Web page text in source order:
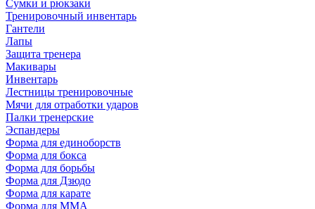
Сумки и рюкзаки
Тренировочный инвентарь
Гантели
Лапы
Защита тренера
Макивары
Инвентарь
Лестницы тренировочные
Мячи для отработки ударов
Палки тренерские
Эспандеры
Форма для единоборств
Форма для бокса
Форма для борьбы
Форма для Дзюдо
Форма для карате
Форма для MMA